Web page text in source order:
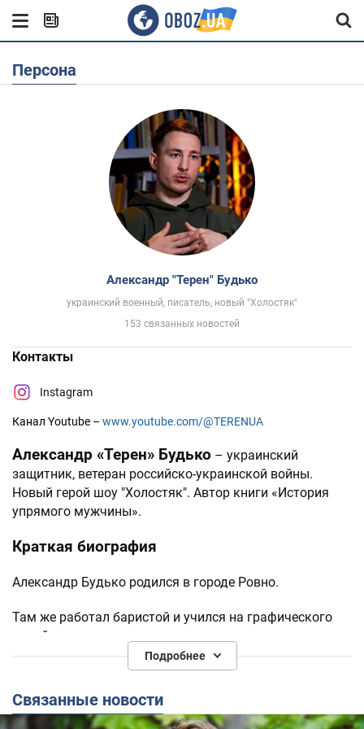
Персона
Александр "Терен" Будько
украинский военный, писатель, новый "Холостяк"
153 связанных новостей
Контакты
Instagram
Канал Youtube – www.youtube.com/@TERENUA
Александр «Терен» Будько – украинский
защитник, ветеран российско-украинской войны.
Новый герой шоу "Холостяк". Автор книги «История
упрямого мужчины».
Краткая биография
Александр Будько родился в городе Ровно.
Там же работал баристой и учился на графического
дизайнера.
С самого начала полномасштабного вторжения РФ
На войне взял позывной «Терен». Командовал
Подробнее
Связанные новости